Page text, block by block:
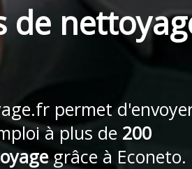
de
permet
à plus de 200
grâce à Econeto.